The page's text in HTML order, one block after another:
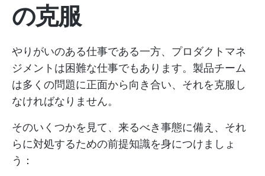
の克服
やりがいのある仕事である一方、プロダクトマネ
ジメントは困難な仕事でもあります。製品チーム
は多くの問題に正面から向き合い、それを克服し
なければなりません。
そのいくつかを見て、来るべき事態に備え、それ
らに対処するための前提知識を身につけましょ
う：